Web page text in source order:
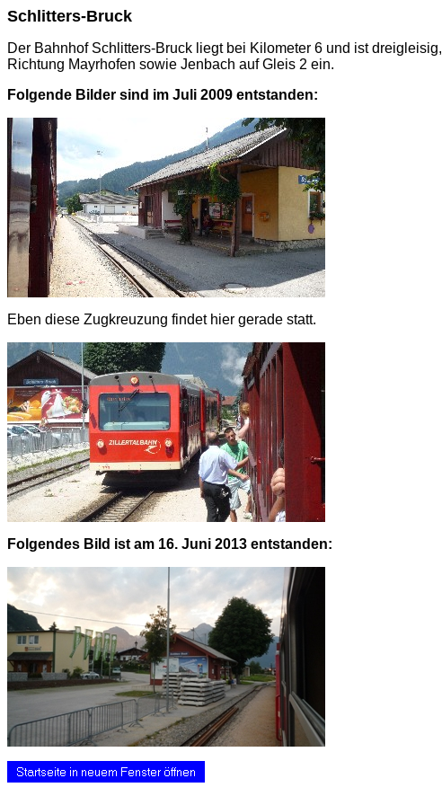
Schlitters-Bruck
Der Bahnhof Schlitters-Bruck liegt bei Kilometer 6 und ist
Richtung Mayrhofen sowie Jenbach auf Gleis 2 ein.
Folgende Bilder sind im Juli 2009 entstanden:
Eben diese Zugkreuzung findet hier gerade statt.
Folgendes Bild ist am 16. Juni 2013 entstanden: